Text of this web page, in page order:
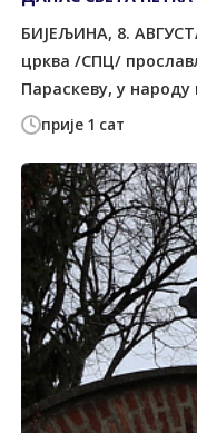
прије 1 сат
БИЈЕЉИНА, 8.
црква /СПЦ/
Параскеву, у